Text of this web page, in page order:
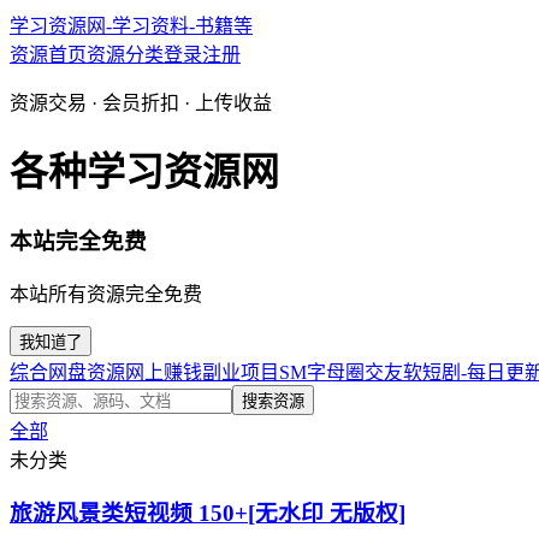
学习资源网-学习资料-书籍等
资源首页资源分类登录注册
资源交易 · 会员折扣 · 上传收益
各种学习资源网
本站完全免费
本站所有资源完全免费
我知道了
综合网盘资源 网上赚钱副业项目 SM字母圈交友软短剧-每日更
搜索资源
全部
未分类
旅游风景类短视频 150+[无水印 无版权]